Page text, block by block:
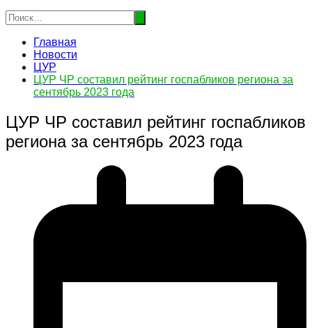
Главная
Новости
ЦУР
ЦУР ЧР составил рейтинг госпабликов региона за
сентябрь 2023 года
ЦУР ЧР составил рейтинг госпабликов
региона за сентябрь 2023 года